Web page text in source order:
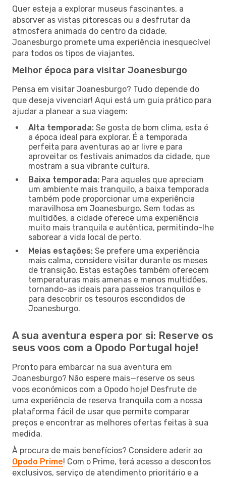
Quer esteja a explorar museus fascinantes, a
absorver as vistas pitorescas ou a desfrutar da
atmosfera animada do centro da cidade,
Joanesburgo promete uma experiência inesquecível
para todos os tipos de viajantes.
Melhor época para visitar Joanesburgo
Pensa em visitar Joanesburgo? Tudo depende do
que deseja vivenciar! Aqui está um guia prático para
ajudar a planear a sua viagem:
Alta temporada: Se gosta de bom clima, esta é
a época ideal para explorar. É a temporada
perfeita para aventuras ao ar livre e para
aproveitar os festivais animados da cidade, que
mostram a sua vibrante cultura.
Baixa temporada: Para aqueles que apreciam
um ambiente mais tranquilo, a baixa temporada
também pode proporcionar uma experiência
maravilhosa em Joanesburgo. Sem todas as
multidões, a cidade oferece uma experiência
muito mais tranquila e autêntica, permitindo-lhe
saborear a vida local de perto.
Meias estações: Se prefere uma experiência
mais calma, considere visitar durante os meses
de transição. Estas estações também oferecem
temperaturas mais amenas e menos multidões,
tornando-as ideais para passeios tranquilos e
para descobrir os tesouros escondidos de
Joanesburgo.
A sua aventura espera por si: Reserve os
seus voos com a Opodo Portugal hoje!
Pronto para embarcar na sua aventura em
Joanesburgo? Não espere mais—reserve os seus
voos económicos com a Opodo hoje! Desfrute de
uma experiência de reserva tranquila com a nossa
plataforma fácil de usar que permite comparar
preços e encontrar as melhores ofertas feitas à sua
medida.
À procura de mais benefícios? Considere aderir ao
Opodo Prime! Com o Prime, terá acesso a descontos
exclusivos, serviço de atendimento prioritário e a